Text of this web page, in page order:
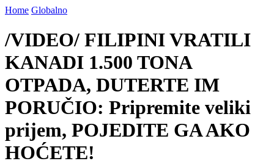
Home Globalno
/VIDEO/ FILIPINI VRATILI
KANADI 1.500 TONA
OTPADA, DUTERTE IM
PORUČIO: Pripremite veliki
prijem, POJEDITE GA AKO
HOĆETE!